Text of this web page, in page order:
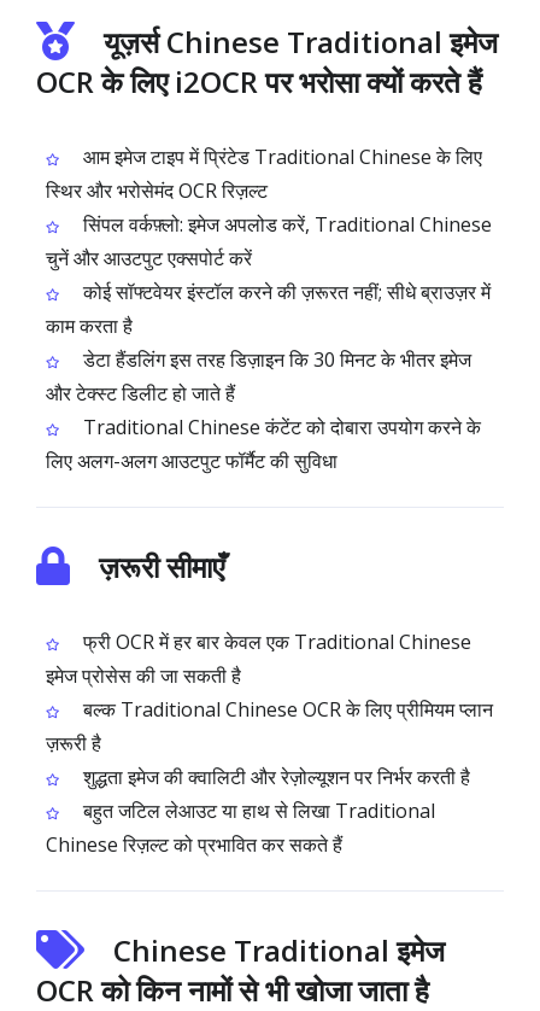
यूज़र्स Chinese Traditional इमेज
OCR के लिए i2OCR पर भरोसा क्यों करते हैं
आम इमेज टाइप में प्रिंटेड Traditional Chinese के लिए
स्थिर और भरोसेमंद OCR रिज़ल्ट
सिंपल वर्कफ़्लो: इमेज अपलोड करें, Traditional Chinese
चुनें और आउटपुट एक्सपोर्ट करें
कोई सॉफ्टवेयर इंस्टॉल करने की ज़रूरत नहीं; सीधे ब्राउज़र में
काम करता है
डेटा हैंडलिंग इस तरह डिज़ाइन कि 30 मिनट के भीतर इमेज
और टेक्स्ट डिलीट हो जाते हैं
Traditional Chinese कंटेंट को दोबारा उपयोग करने के
लिए अलग-अलग आउटपुट फॉर्मैट की सुविधा
ज़रूरी सीमाएँ
फ्री OCR में हर बार केवल एक Traditional Chinese
इमेज प्रोसेस की जा सकती है
बल्क Traditional Chinese OCR के लिए प्रीमियम प्लान
ज़रूरी है
शुद्धता इमेज की क्वालिटी और रेज़ोल्यूशन पर निर्भर करती है
बहुत जटिल लेआउट या हाथ से लिखा Traditional
Chinese रिज़ल्ट को प्रभावित कर सकते हैं
Chinese Traditional इमेज
OCR को किन नामों से भी खोजा जाता है